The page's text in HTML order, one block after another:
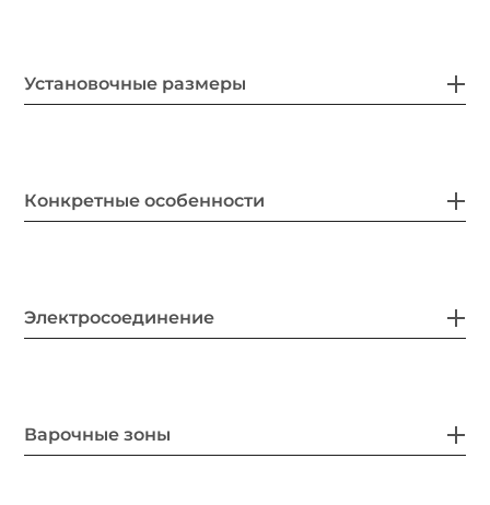
Установочные размеры
Конкретные особенности
Электросоединение
Варочные зоны